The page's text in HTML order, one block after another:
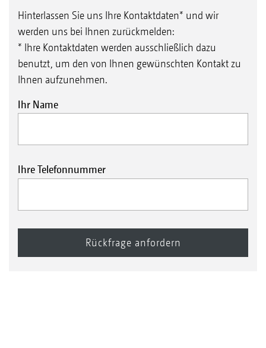
Hinterlassen Sie uns Ihre Kontaktdaten* und wir
werden uns bei Ihnen zurückmelden:
* Ihre Kontaktdaten werden ausschließlich dazu
benutzt, um den von Ihnen gewünschten Kontakt zu
Ihnen aufzunehmen.
Ihr Name
Ihre Telefonnummer